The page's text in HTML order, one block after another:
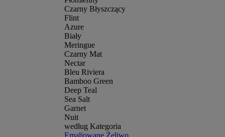
Czarny Błyszczący
Flint
Azure
Biały
Meringue
Czarny Mat
Nectar
Bleu Riviera
Bamboo Green
Deep Teal
Sea Salt
Garnet
Nuit
według Kategoria
Emaliowane Żeliwo